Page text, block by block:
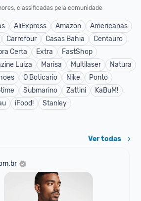
classificadas pela comunidade
AliExpress Amazon
Americanas
Carrefour Casas Bahia
Centauro
Certa
Extra
FastShop
Luiza
Marisa Multilaser
Natura
O Boticario Nike
Ponto
Submarino Zattini
KaBuM!
iFood! Stanley
Ver todas